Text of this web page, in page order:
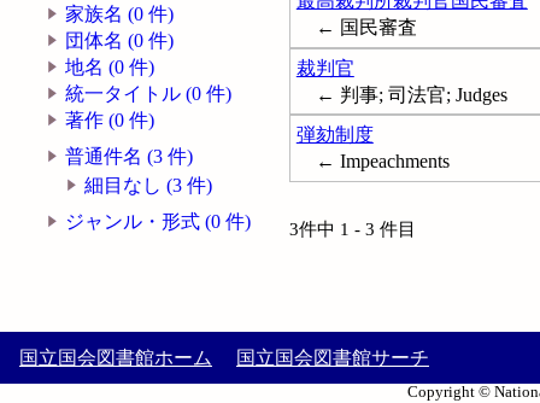
家族名 (0 件)
団体名 (0 件)
地名 (0 件)
統一タイトル (0 件)
著作 (0 件)
普通件名 (3 件)
細目なし (3 件)
ジャンル・形式 (0 件)
← 国民審査
裁判官
← 判事; 司法官; Judges
弾劾制度
← Impeachments
3件中 1 - 3 件目
国立国会図書館ホーム 国立国会図書館サーチ
Copyright ©